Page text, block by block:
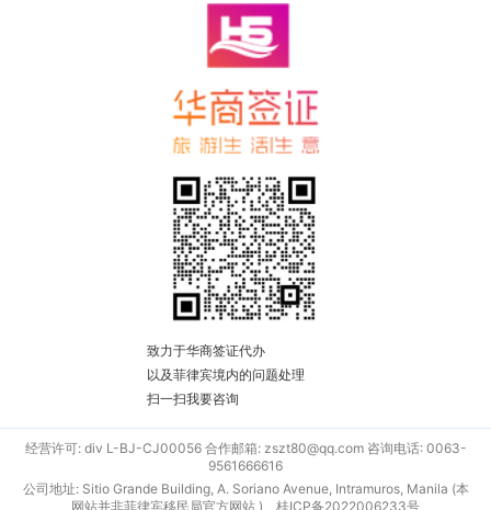
致力于华商签证代办
以及菲律宾境内的问题处理
扫一扫我要咨询
经营许可: div L-BJ-CJ00056 合作邮箱: zszt80@qq.com 咨询电话: 0063-
9561666616
公司地址: Sitio Grande Building, A. Soriano Avenue, Intramuros, Manila (本
网站并非菲律宾移民局官方网站 ) 桂ICP备2022006233号